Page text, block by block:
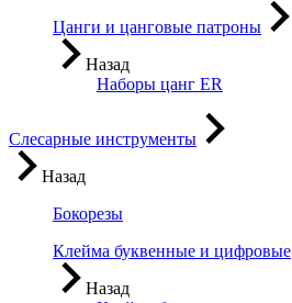
Цанги и цанговые патроны
Назад
Наборы цанг ER
Слесарные инструменты
Назад
Бокорезы
Клейма буквенные и цифровые
Назад